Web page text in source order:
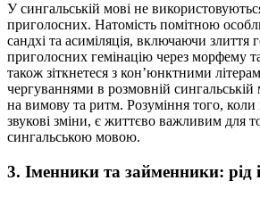
У сингальській мові не
приголосних. Натомість помітною
сандхі та асиміляція, включаючи злиття
приголосних гемінацію через морфему
також зіткнетеся з кон’юнктними
чергуваннями в розмовній сингальській
на вимову та ритм. Розуміння того, коли
звукові зміни, є життєво важливим для
сингальською мовою.
3. Іменники та займенники: рід